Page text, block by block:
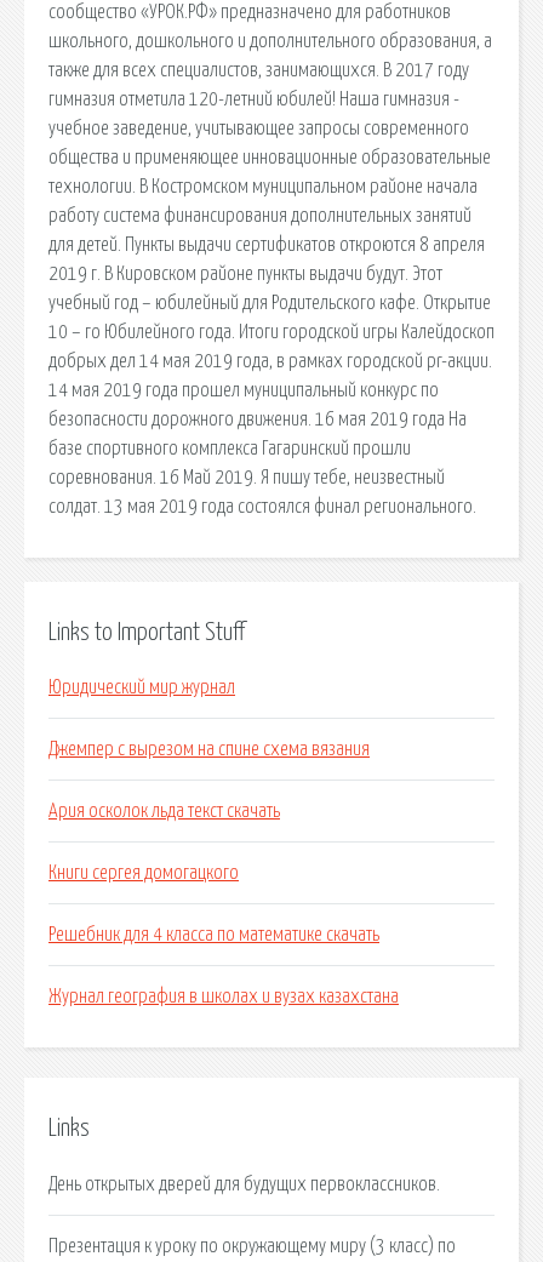
сообщество «УРОК.РФ» предназначено для работников
школьного, дошкольного и дополнительного образования, а
также для всех специалистов, занимающихся. В 2017 году
гимназия отметила 120-летний юбилей! Наша гимназия -
учебное заведение, учитывающее запросы современного
общества и применяющее инновационные образовательные
технологии. В Костромском муниципальном районе начала
работу система финансирования дополнительных занятий
для детей. Пункты выдачи сертификатов откроются 8 апреля
2019 г. В Кировском районе пункты выдачи будут. Этот
учебный год – юбилейный для Родительского кафе. Открытие
10 – го Юбилейного года. Итоги городской игры Калейдоскоп
добрых дел 14 мая 2019 года, в рамках городской pr-акции.
14 мая 2019 года прошел муниципальный конкурс по
безопасности дорожного движения. 16 мая 2019 года На
базе спортивного комплекса Гагаринский прошли
соревнования. 16 Май 2019. Я пишу тебе, неизвестный
солдат. 13 мая 2019 года состоялся финал регионального.
Links to Important Stuff
Юридический мир журнал
Джемпер с вырезом на спине схема вязания
Ария осколок льда текст скачать
Книги сергея домогацкого
Решебник для 4 класса по математике скачать
Журнал география в школах и вузах казахстана
Links
День открытых дверей для будущих первоклассников.
Презентация к уроку по окружающему миру (3 класс) по